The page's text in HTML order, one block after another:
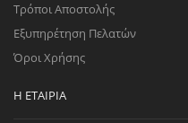
Τρόποι Αποστολής
Εξυπηρέτηση Πελατών
Όροι Χρήσης
Η ΕΤΑΙΡΊΑ